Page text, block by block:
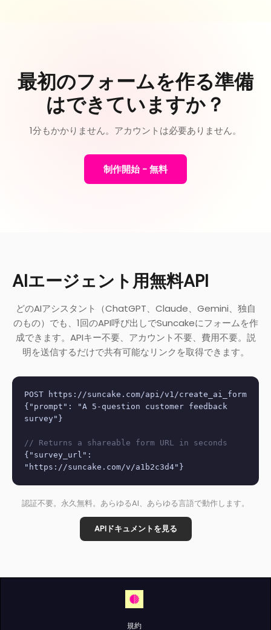
最初のフォームを作る準備
はできていますか？
1分もかかりません。アカウントは必要ありません。
制作開始 - 無料
AIエージェント用無料API
どのAIアシスタント（ChatGPT、Claude、Gemini、独自
のもの）でも、1回のAPI呼び出しでSuncakeにフォームを作
成できます。APIキー不要、アカウント不要、費用不要。説
明を送信するだけで共有可能なリンクを取得できます。
POST https://suncake.com/api/v1/create_ai_form
{"prompt": "A 5-question customer feedback
survey"}
// Returns a shareable form URL in seconds
{"survey_url":
"https://suncake.com/v/a1b2c3d4"}
認証不要。永久無料。あらゆるAI、あらゆる言語で動作します。
APIドキュメントを見る
規約